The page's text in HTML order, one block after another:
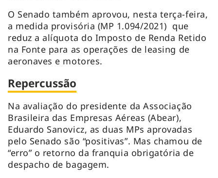
O Senado também aprovou, nesta terça-feira,
a medida provisória (MP 1.094/2021) que
reduz a alíquota do Imposto de Renda Retido
na Fonte para as operações de leasing de
aeronaves e motores.
Repercussão
Na avaliação do presidente da Associação
Brasileira das Empresas Aéreas (Abear),
Eduardo Sanovicz, as duas MPs aprovadas
pelo Senado são “positivas”. Mas chamou de
“erro” o retorno da franquia obrigatória de
despacho de bagagem.